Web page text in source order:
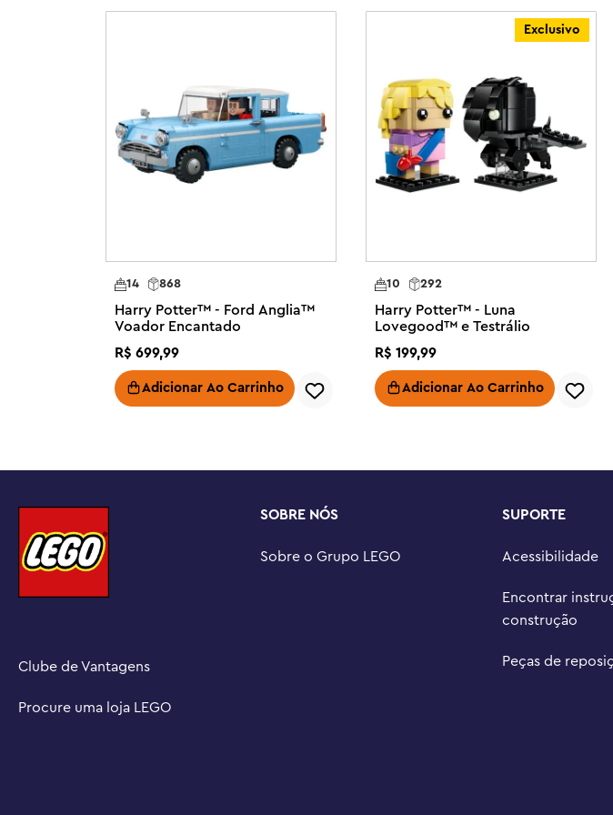
separadamente) para criar uma encantadora rua de compras construída com peças.
experiência divertida e colaborativa ao construir este conjunto.
Conjunto de loja de brinquedos Diagon Alley™ para crianças – Recrie cenas mágicas de
Harry Potter™ com modelos de peças LEGO® autenticamente detalhados de Quality
Quidditch™ Supplies e da Sorveteria Florean Fortescue
6 minifiguras LEGO® Harry Potter™ – Este conjunto de aventura e fantasia inclui Florean
Sonserina™, goles, balaço, pomo de ouro™ e troféus
área de serviço e uma área de estar no andar superior, além de uma área de estar ao ar
Presente do bruxo Harry Potter™ para crianças – Este conjunto de construção de
brinquedo é um presente de aniversário ou de feriado emocionante para meninos,
meninas e qualquer fã do mundo mágico com 8 anos ou mais
construção LEGO
neste conjunto podem ser conectadas entre si e às lojas de outros conjuntos LEGO
Potter™ no Beco Diagonal, vendidos separadamente
Dimensões – A loja Quality Quidditch™ Supplies neste conjunto de 795 peças mede
868
14
Harry Potter™ - Ford Anglia™
Voador Encantado
R$ 699,99
Adicionar Ao Carrinho
Exclusivo
292
10
Harry Potter™ - Luna
Lovegood™ e Testrálio
R$ 199,99
Adicionar Ao Carrinho
Clube de Vantagens
Procure uma loja LEGO
SOBRE NÓS
Sobre o Grupo LEGO
SUPORTE
Acessibilidade
Encontrar
construção
Peças de